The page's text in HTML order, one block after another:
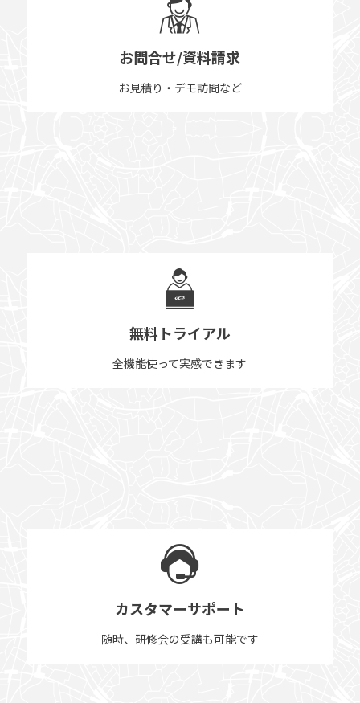
お問合せ/資料請求
お見積り・デモ訪問など
無料トライアル
全機能使って実感できます
カスタマーサポート
随時、研修会の受講も可能です